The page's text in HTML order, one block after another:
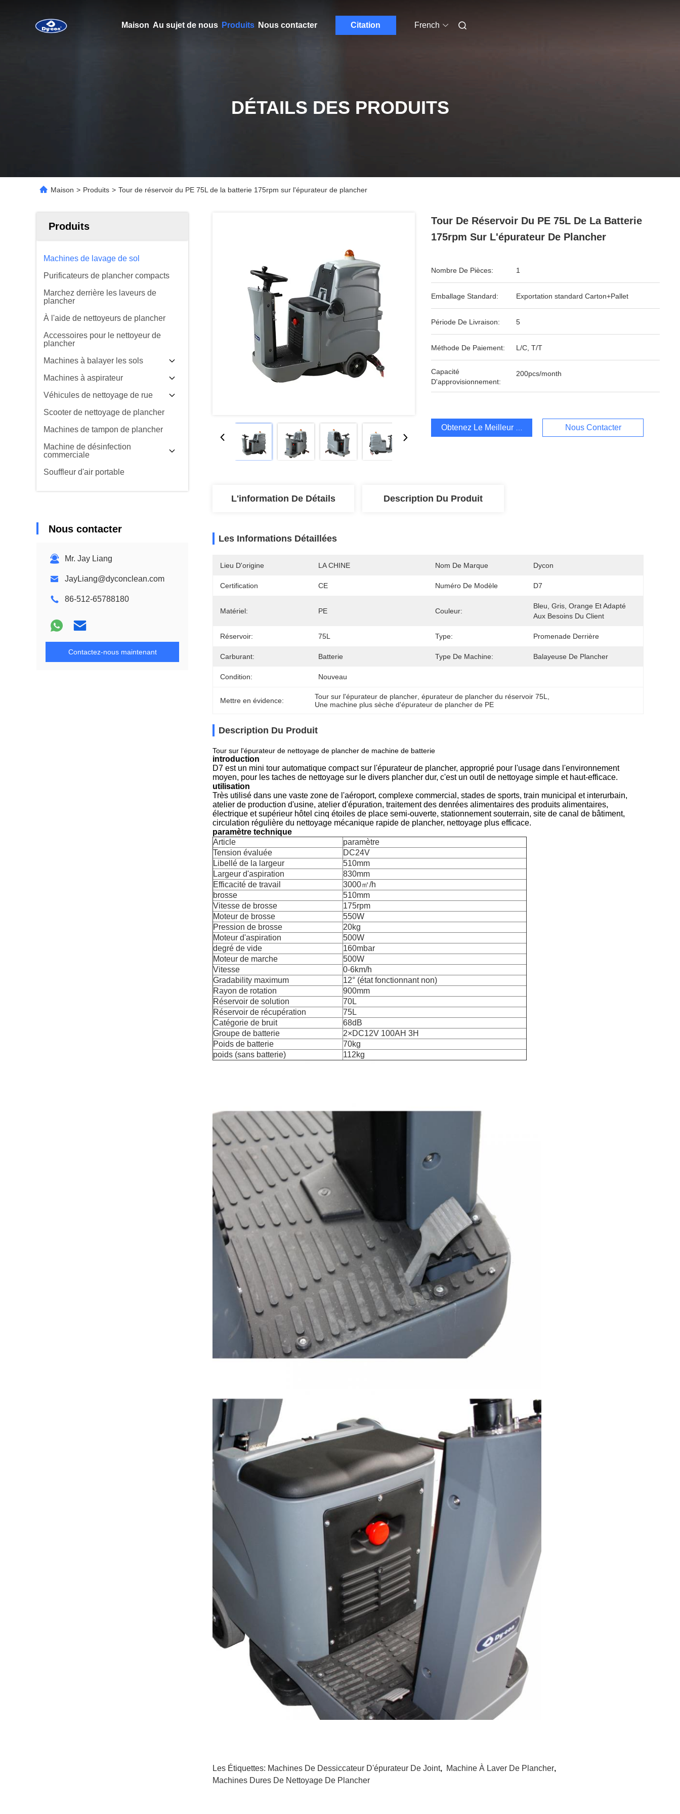
Maison Au sujet de nous Produits Nous contacter Citation French
DÉTAILS DES PRODUITS
Maison > Produits > Tour de réservoir du PE 75L de la batterie 175rpm sur l'épurateur de plancher
Produits
Machines de lavage de sol
Purificateurs de plancher compacts
Marchez derrière les laveurs de
plancher
À l'aide de nettoyeurs de plancher
Accessoires pour le nettoyeur de
plancher
Machines à balayer les sols
Machines à aspirateur
Véhicules de nettoyage de rue
Scooter de nettoyage de plancher
Machines de tampon de plancher
Machine de désinfection
commerciale
Souffleur d'air portable
Nous contacter
Mr. Jay Liang
JayLiang@dyconclean.com
86-512-65788180
Contactez-nous maintenant
Tour De Réservoir Du PE 75L De La Batterie
175rpm Sur L'épurateur De Plancher
Nombre De Pièces: 1
Emballage Standard: Exportation standard Carton+Pallet
Période De Livraison: 5
Méthode De Paiement: L/C, T/T
Capacité
D'approvisionnement:
200pcs/month
Obtenez Le Meilleur Prix Nous Contacter
L'information De Détails Description Du Produit
Les Informations Détaillées
Lieu D'origine LA CHINE Nom De Marque Dycon
Certification CE Numéro De Modèle D7
Matériel: PE Couleur:
Bleu, Gris, Orange Et Adapté
Aux Besoins Du Client
Réservoir: 75L Type: Promenade Derrière
Carburant: Batterie Type De Machine: Balayeuse De Plancher
Condition: Nouveau
Mettre en évidence: Tour sur l'épurateur de plancher , épurateur de plancher du réservoir 75L
Une machine plus sèche d'épurateur de plancher de PE
Description Du Produit
Tour sur l'épurateur de nettoyage de plancher de machine de batterie
introduction
D7 est un mini tour automatique compact sur l'épurateur de plancher, approprié pour l'usage dans l'environnement
moyen, pour les taches de nettoyage sur le divers plancher dur, c'est un outil de nettoyage simple et haut-efficace.
utilisation
Très utilisé dans une vaste zone de l'aéroport, complexe commercial, stades de sports, train municipal et interurbain,
atelier de production d'usine, atelier d'épuration, traitement des denrées alimentaires des produits alimentaires,
électrique et supérieur hôtel cinq étoiles de place semi-ouverte, stationnement souterrain, site de canal de bâtiment,
circulation régulière du nettoyage mécanique rapide de plancher, nettoyage plus efficace.
paramètre technique
Article
paramètre
Tension évaluée
DC24V
Libellé de la largeur
510mm
Largeur d'aspiration
830mm
Efficacité de travail
3000㎡/h
brosse
510mm
Vitesse de brosse
175rpm
Moteur de brosse
550W
Pression de brosse
20kg
Moteur d'aspiration
500W
degré de vide
160mbar
Moteur de marche
500W
Vitesse
0-6km/h
Gradability maximum
12° (état fonctionnant non)
Rayon de rotation
900mm
Réservoir de solution
70L
Réservoir de récupération
75L
Catégorie de bruit
68dB
Groupe de batterie
2×DC12V 100AH 3H
Poids de batterie
70kg
poids (sans batterie)
112kg
Les Étiquettes: Machines De Dessiccateur D'épurateur De Joint, Machine À Laver De Plancher,
Machines Dures De Nettoyage De Plancher